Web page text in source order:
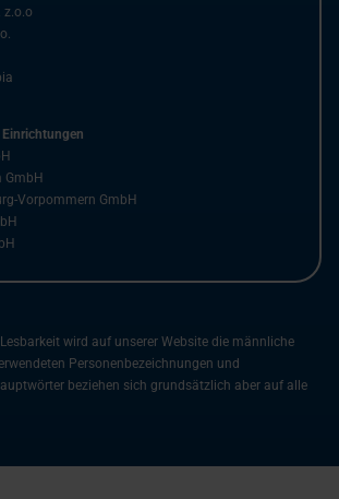
z.o.o
Einrichtungen
GmbH
Vorpommern GmbH
wird auf unserer Website die männliche
Personenbezeichnungen und
beziehen sich grundsätzlich aber auf alle